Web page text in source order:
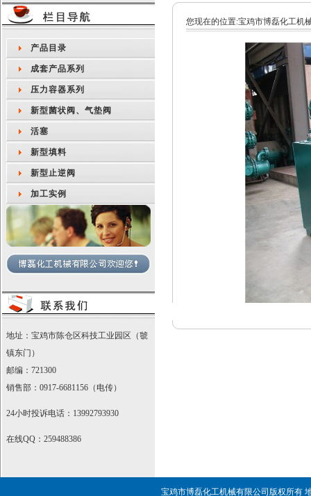
产品目录
成套产品系列
压力容器系列
新型菌状阀、气垫阀
活塞
新型填料
新型止逆阀
加工实例
地址：宝鸡市陈仓区科技工业园区（虢
镇东门）
邮编：721300
销售部：0917-6681156（电传）
24小时投诉电话：13992793930
在线QQ：259488386
您现在的位置:宝鸡市博磊化工机
宝鸡市博磊化工机械有限公司版权所有